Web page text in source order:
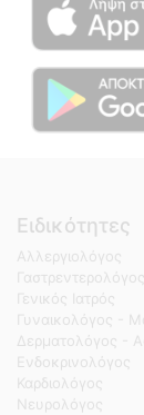
Ειδικότητες
Αλλεργιολόγος
Γαστρεντερολόγος
Γενικός Ιατρός
Γυναικολόγος -
Δερματολόγος -
Ενδοκρινολόγος
Καρδιολόγος
Νευρολόγος